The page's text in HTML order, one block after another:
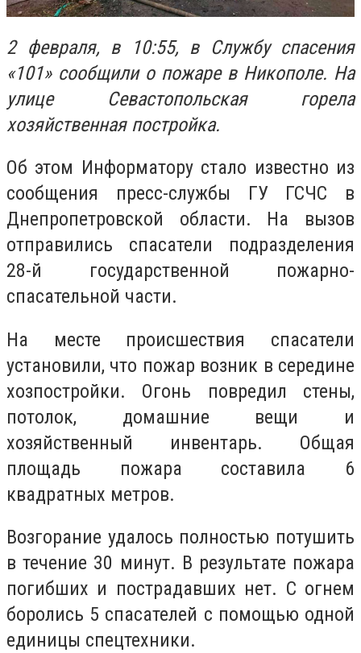
2 февраля, в 10:55, в Службу спасения
«101» сообщили о пожаре в Никополе. На
улице Севастопольская горела
хозяйственная постройка.
Об этом Информатору стало известно из
сообщения пресс-службы ГУ ГСЧС в
Днепропетровской области. На вызов
отправились спасатели подразделения
28-й государственной пожарно-
спасательной части.
На месте происшествия спасатели
установили, что пожар возник в середине
хозпостройки. Огонь повредил стены,
потолок, домашние вещи и
хозяйственный инвентарь. Общая
площадь пожара составила 6
квадратных метров.
Возгорание удалось полностью потушить
в течение 30 минут. В результате пожара
погибших и пострадавших нет. С огнем
боролись 5 спасателей с помощью одной
единицы спецтехники.